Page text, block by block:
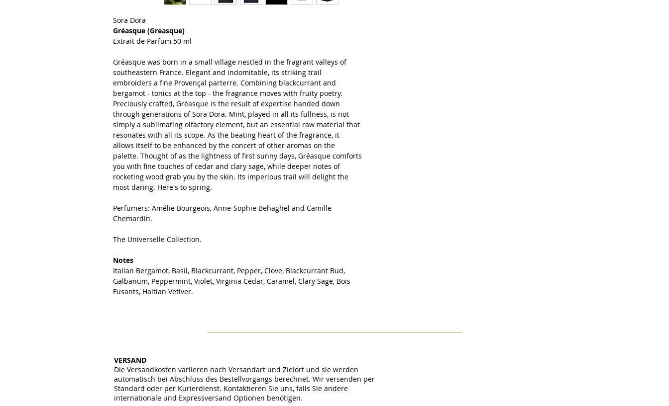
Sora Dora
Gréasque (Greasque)
Extrait de Parfum 50 ml
Gréasque was born in a small village nestled in the fragrant valleys of
southeastern France. Elegant and indomitable, its striking trail
embroiders a fine Provençal parterre. Combining blackcurrant and
bergamot - tonics at the top - the fragrance moves with fruity poetry.
Preciously crafted, Gréasque is the result of expertise handed down
through generations of Sora Dora. Mint, played in all its fullness, is not
simply a sublimating olfactory element, but an essential raw material that
resonates with all its scope. As the beating heart of the fragrance, it
allows itself to be enhanced by the concert of other aromas on the
palette. Thought of as the lightness of first sunny days, Gréasque comforts
you with fine touches of cedar and clary sage, while deeper notes of
rocketing wood grab you by the skin. Its imperious trail will delight the
most daring. Here's to spring.
Perfumers: Amélie Bourgeois, Anne-Sophie Behaghel and Camille
Chemardin.
The Universelle Collection.
Notes
Italian Bergamot, Basil, Blackcurrant, Pepper, Clove, Blackcurrant Bud,
Galbanum, Peppermint, Violet, Virginia Cedar, Caramel, Clary Sage, Bois
Fusants, Haitian Vetiver.
VERSAND
Die Versandkosten variieren nach Versandart und Zielort und sie werden
automatisch bei Abschluss des Bestellvorgangs berechnet. Wir versenden per
Standard oder per Kurierdienst. Kontaktieren Sie uns, falls Sie andere
internationale und Expressversand Optionen benötigen.